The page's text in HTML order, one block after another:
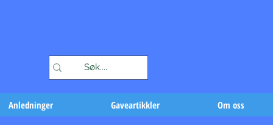
Anledninger Gaveartikkler Om oss